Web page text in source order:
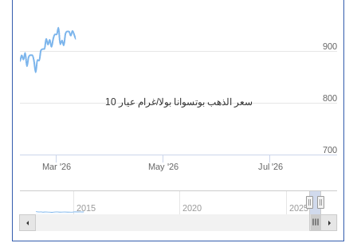
سعر الذهب بوتسوانا بولا/غرام عيار 10
Mar '26 May '26 Jul '26
2015 2020 2025
700
800
900